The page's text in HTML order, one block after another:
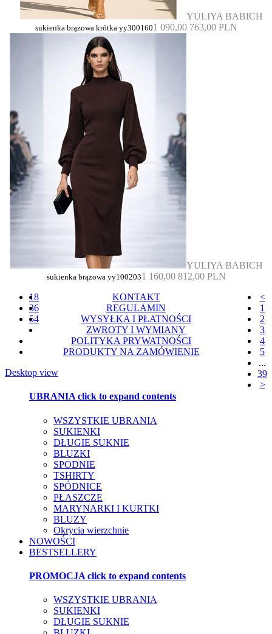
YULIYA BABICH
sukienka brązowa krótka yy3001601 090,00 763,00 PLN
YULIYA BABICH
sukienka brązowa yy1002031 160,00 812,00 PLN
18
36
54
<
1
2
3
4
5
...
39
>
KONTAKT
REGULAMIN
WYSYŁKA I PŁATNOŚCI
ZWROTY I WYMIANY
POLITYKA PRYWATNOŚCI
PRODUKTY NA ZAMÓWIENIE
Desktop view
UBRANIA click to expand contents
WSZYSTKIE UBRANIA
SUKIENKI
DŁUGIE SUKNIE
BLUZKI
SPODNIE
TSHIRTY
SPÓDNICE
PŁASZCZE
MARYNARKI I KURTKI
BLUZY
Okrycia wierzchnie
NOWOŚCI
BESTSELLERY
PROMOCJA click to expand contents
WSZYSTKIE UBRANIA
SUKIENKI
DŁUGIE SUKNIE